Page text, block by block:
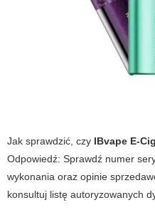
Jak sprawdzić, czy IBvape E-
Odpowiedź: Sprawdź numer
wykonania oraz opinie
konsultuj listę autoryzowanych